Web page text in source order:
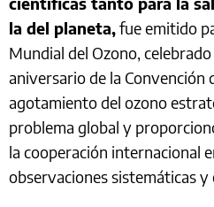
la del planeta,fue emitido
Mundial del Ozono,
aniversario de la Convención
agotamiento del ozono
problema global y
la cooperación internacional
observaciones sistemáticas